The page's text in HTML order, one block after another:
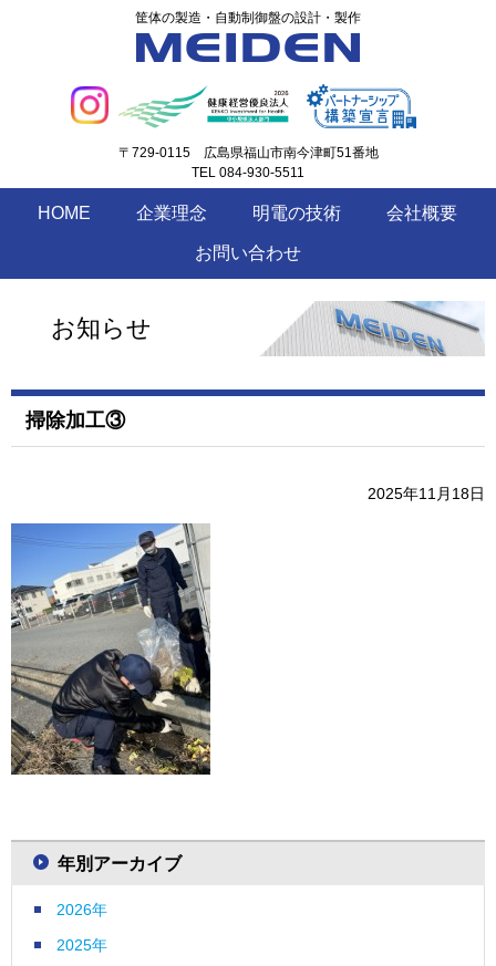
筐体の製造・自動制御盤の設計・製作
〒729-0115
広島県福山市南今津町51番地
TEL 084-930-5511
HOME 企業理念 明電の技術 会社概要
お問い合わせ
お知らせ
掃除加工③
2025年11月18日
年別アーカイブ
2026年
2025年